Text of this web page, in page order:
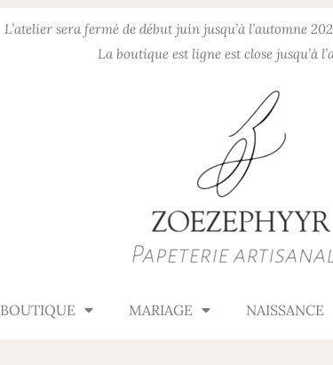
L’atelier sera fermé de début juin jusqu’à l’automne
La boutique est ligne est close jusqu’à
BOUTIQUE MARIAGE NAISSANCE